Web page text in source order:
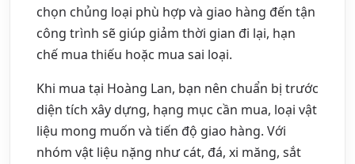
chọn chủng loại phù hợp và giao hàng đến tận
công trình sẽ giúp giảm thời gian đi lại, hạn
chế mua thiếu hoặc mua sai loại.
Khi mua tại Hoàng Lan, bạn nên chuẩn bị trước
diện tích xây dựng, hạng mục cần mua, loại vật
liệu mong muốn và tiến độ giao hàng. Với
nhóm vật liệu nặng như cát, đá, xi măng, sắt